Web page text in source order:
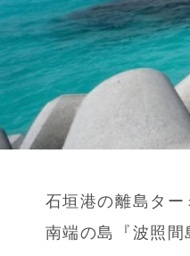
石垣港の離島タ
南端の島『波照